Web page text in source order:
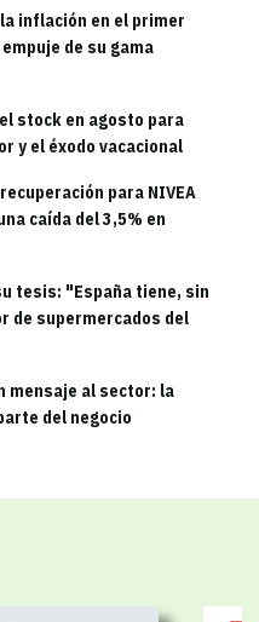
inflación en el primer
de su gama
stock en agosto para
y el éxodo vacacional
para NIVEA
caída del 3,5% en
tesis: "España tiene, sin
de supermercados del
mensaje al sector: la
del negocio